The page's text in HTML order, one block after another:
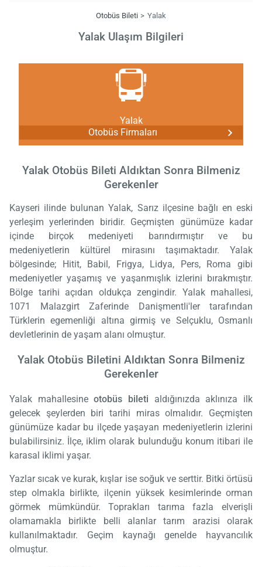
Otobüs Bileti Yalak
Yalak Ulaşım Bilgileri
Yalak
Otobüs Firmaları
Yalak Otobüs Bileti Aldıktan Sonra Bilmeniz
Gerekenler
Kayseri ilinde bulunan Yalak, Sarız ilçesine bağlı en eski
yerleşim yerlerinden biridir. Geçmişten günümüze kadar
içinde birçok medeniyeti barındırmıştır ve bu
medeniyetlerin kültürel mirasını taşımaktadır. Yalak
bölgesinde; Hitit, Babil, Frigya, Lidya, Pers, Roma gibi
medeniyetler yaşamış ve yaşanmışlık izlerini bırakmıştır.
Bölge tarihi açıdan oldukça zengindir. Yalak mahallesi,
1071 Malazgirt Zaferinde Danişmentli'ler tarafından
Türklerin egemenliği altına girmiş ve Selçuklu, Osmanlı
devletlerinin de yaşam alanı olmuştur.
Yalak Otobüs Biletini Aldıktan Sonra Bilmeniz
Gerekenler
Yalak mahallesineotobüs bileti aldığınızda aklınıza ilk
gelecek şeylerden biri tarihi miras olmalıdır. Geçmişten
günümüze kadar bu ilçede yaşayan medeniyetlerin izlerini
bulabilirsiniz. İlçe, iklim olarak bulunduğu konum itibari ile
karasal iklimi yaşar.
Yazlar sıcak ve kurak, kışlar ise soğuk ve serttir. Bitki örtüsü
step olmakla birlikte, ilçenin yüksek kesimlerinde orman
görmek mümkündür. Toprakları tarıma fazla elverişli
olamamakla birlikte belli alanlar tarım arazisi olarak
kullanılmaktadır. Geçim kaynağı genelde hayvancılık
olmuştur.